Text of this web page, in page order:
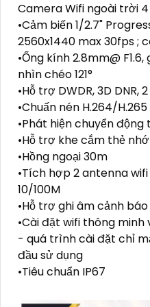
Camera Wifi ngoài trời
•Cảm biến 1/2.7"
2560x1440 max 30fps ;
•Ống kính 2.8mm@
nhìn chéo 121°
•Hỗ trợ DWDR, 3D DNR,
•Chuấn nén H.264/
•Phát hiện chuyển
•Hỗ trợ khe cắm thẻ
•Hồng ngoại 30m
•Tích hợp 2 antenna
10/100M
•Hỗ trợ ghi âm cảnh
•Cài đặt wifi thông minh
- quá trình cài đặt chỉ
đầu sử dụng
•Tiêu chuẩn IP67